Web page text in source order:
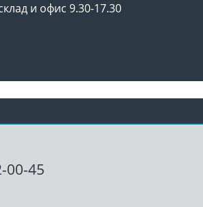
и офис 9.30-17.30
00-45